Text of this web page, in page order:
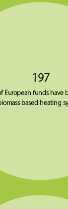
197
European funds have
based heating